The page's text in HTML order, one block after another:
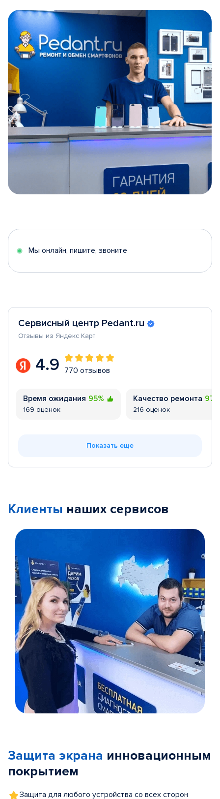
5
Мы онлайн, пишите, звоните
Сервисный центр Pedant.ru
Отзывы из Яндекс Карт
4.9 770 отзывов
Время ожидания 95%
169 оценок
Качество ремонта
216 оценок
Показать еще
Клиенты наших сервисов
5
Защита экрана инновационным
покрытием
Защита для любого устройства со всех сторон